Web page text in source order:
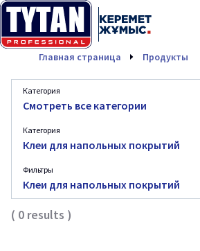
Главная страница Продукты
Категория
Смотреть все категории
Категория
Клеи для напольных покрытий
Фильтры
Клеи для напольных покрытий
( 0 results )